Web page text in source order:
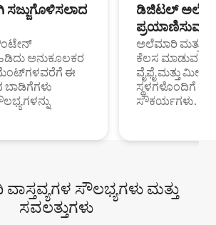
ಅನುಕೂಲಕರ
ಈ
ಬಾಡಿಗೆಗಳು
ಡಿಜಿಟಲ್
ಪ್ರಯಾಣಿಸುವ
ಅಲೆಮಾರಿ ಮತ್ತು
ಕೆಲಸ ಮಾಡುವ
ವೈಫೈ ಮತ್ತು
ಸ್ಥಳಗಳೊಂದಿಗೆ
ಸೌಕರ್ಯಗಳು.
ಸೌಲಭ್ಯಗಳು ಮತ್ತು
ಸವಲತ್ತುಗಳು